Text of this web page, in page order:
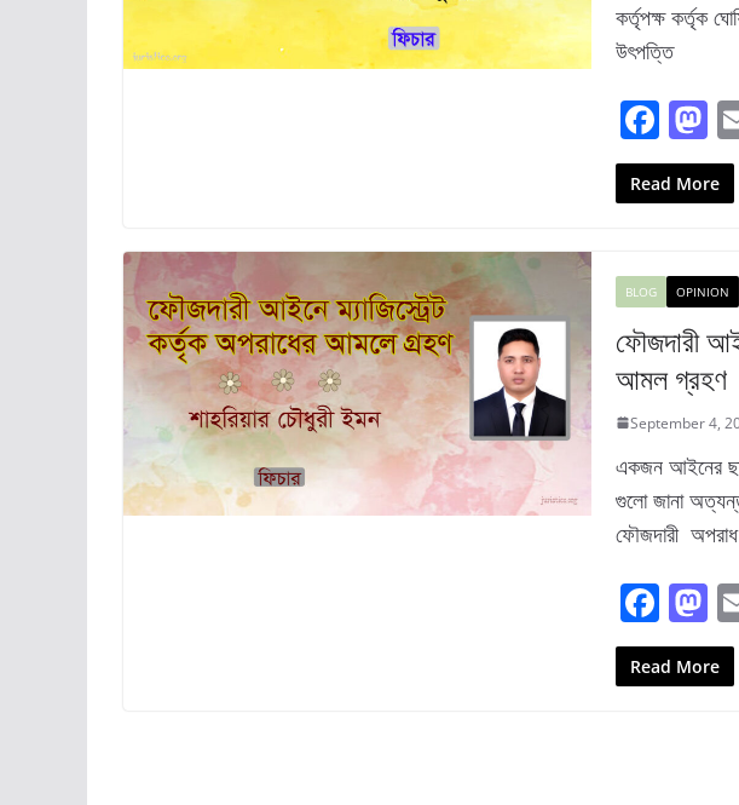
কর্তৃপক্ষ কর্তৃক
উৎপত্তি
F
a
c
b
o
o
k
a
st
d
o
n
Read More
BLOG OPINION
ফৌজদারী
আমল গ্রহণ
September 4,
একজন আইনের
গুলো জানা
ফৌজদারী
F
a
c
a
st
Read More